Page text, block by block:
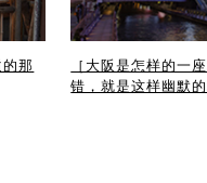
那
［大阪是怎样的一
错，就是这样幽默的